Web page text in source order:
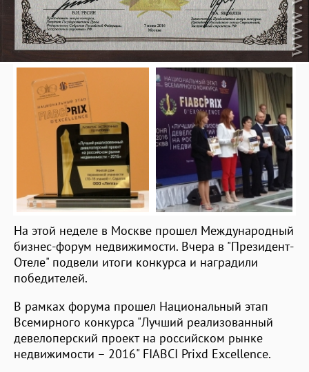
На этой неделе в Москве прошел Международный
бизнес-форум недвижимости. Вчера в "Президент-
Отеле" подвели итоги конкурса и наградили
победителей.
В рамках форума прошел Национальный этап
Всемирного конкурса "Лучший реализованный
девелоперский проект на российском рынке
недвижимости – 2016" FIABCI Prixd Excellence.